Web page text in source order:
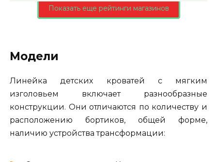
Показать еще рейтинги магазинов
Модели
Линейка детских кроватей с мягким
изголовьем включает разнообразные
конструкции. Они отличаются по количеству и
расположению бортиков, общей форме,
наличию устройства трансформации: